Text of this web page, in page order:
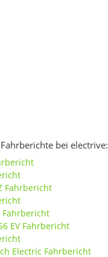
bei electrive: